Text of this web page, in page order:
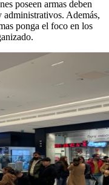
poseen armas deben
Además,
ponga el foco en los